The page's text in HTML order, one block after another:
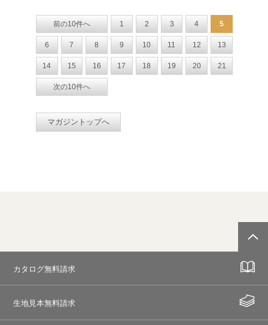
前の10件へ 1 2 3 4 5
6 7 8 9 10 11 12 13
14 15 16 17 18 19 20 21
次の10件へ
マガジントップへ
カタログ無料請求
生地見本無料請求